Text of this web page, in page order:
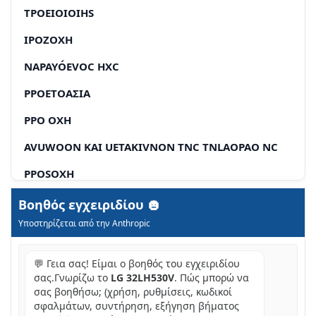
TPOEIOIOIHS
IPOZOXH
NAPAYÓEVOC HXC
PPOETOAΣIA
PPO OXH
AVUWOON KAI UETAKIVNON TNC TNLAOPAO NC
PPOSOXH
XPÓLΣΗ TOU KOUΜΠIÓ
ZHMEIΩZH
POU TOU EVOU
EΠΙΡΑΠΈΖΙΑ ΤΟΠΟΘΈΤΗΣΗ
Βοηθός εγχειριδίου
Υποστηρίζεται από την Anthropic
💬 Γεια σας! Είμαι ο βοηθός του εγχειριδίου
σας.Γνωρίζω το LG 32LH530V. Πώς μπορώ να
σας βοηθήσω; (χρήση, ρυθμίσεις, κωδικοί
σφαλμάτων, συντήρηση, εξήγηση βήματος